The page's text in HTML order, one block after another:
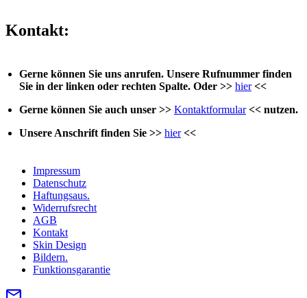
Kontakt:
Gerne können Sie uns anrufen. Unsere Rufnummer finden
Sie in der linken oder rechten Spalte. Oder >> hier<<
Gerne können Sie auch unser >> Kontaktformular<< nutzen.
Unsere Anschrift finden Sie >> hier<<
Impressum
Datenschutz
Haftungsaus.
Widerrufsrecht
AGB
Kontakt
Skin Design
Bildern.
Funktionsgarantie